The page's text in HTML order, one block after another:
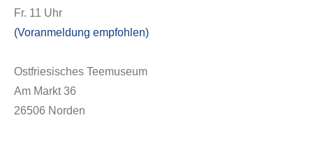
Fr. 11 Uhr
(Voranmeldung empfohlen)
Ostfriesisches Teemuseum
Am Markt 36
26506 Norden